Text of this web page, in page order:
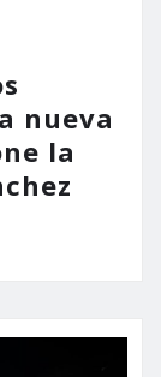
nueva
la